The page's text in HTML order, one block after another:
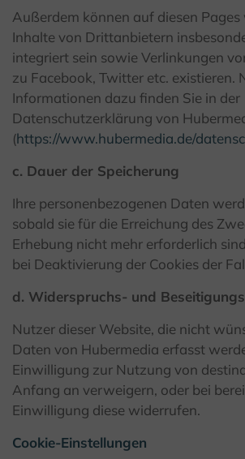
Außerdem können auf diesen
Inhalte von Drittanbietern
integriert sein sowie Verlinkungen
zu Facebook, Twitter etc. existieren.
Informationen dazu finden Sie in der
Datenschutzerklärung von
(https://www.hubermedia.de/
c. Dauer der Speicherung
Ihre personenbezogenen Daten
sobald sie für die Erreichung des
Erhebung nicht mehr erforderlich
bei Deaktivierung der Cookies der
d. Widerspruchs- und
Nutzer dieser Website, die nicht
Daten von Hubermedia erfasst
Einwilligung zur Nutzung von
Anfang an verweigern, oder bei
Einwilligung diese widerrufen.
Cookie-Einstellungen